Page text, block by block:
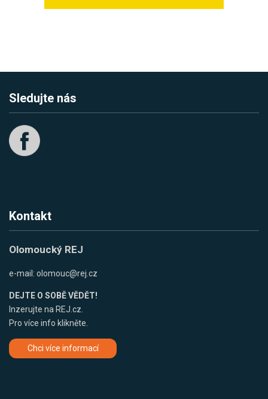
Sledujte nás
Kontakt
Olomoucký REJ
e-mail: olomouc@rej.cz
DEJTE O SOBĚ VĚDĚT!
Inzerujte na REJ.cz.
Pro více info klikněte.
Chci více informací